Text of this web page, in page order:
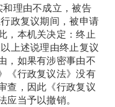
理由不成立，被告
政复议期间，被申请
，本机关决定：终止
上述说理由终止复议
，如果有涉密事由不
《行政复议法》没有
查，因此《行政复议
当予以撤销。